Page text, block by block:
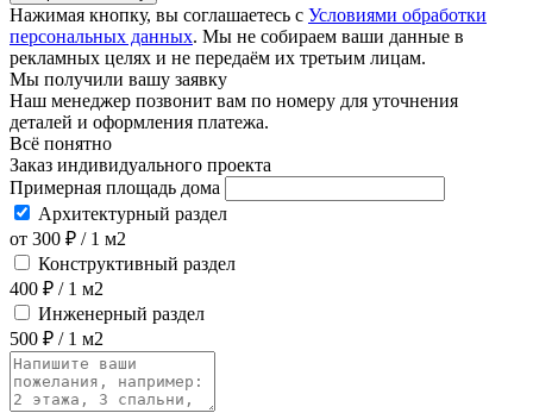
Нажимая кнопку, вы соглашаетесь с Условиями обработки
персональных данных. Мы не собираем ваши данные в
рекламных целях и не передаём их третьим лицам.
Мы получили вашу заявку
Наш менеджер позвонит вам по номеру для уточнения
деталей и оформления платежа.
Всё понятно
Заказ индивидуального проекта
Примерная площадь дома
Архитектурный раздел
от 300 ₽ / 1 м2
Конструктивный раздел
400 ₽ / 1 м2
Инженерный раздел
500 ₽ / 1 м2